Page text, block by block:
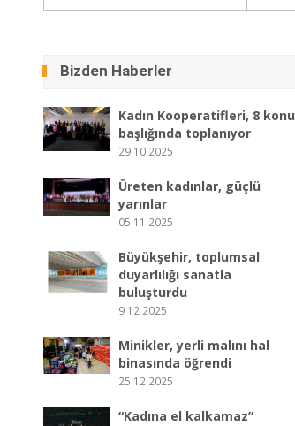
Bizden Haberler
Kadın Kooperatifleri, 8 konu
başlığında toplanıyor
29 10 2025
Üreten kadınlar, güçlü
yarınlar
05 11 2025
Büyükşehir, toplumsal
duyarlılığı sanatla
buluşturdu
9 12 2025
Minikler, yerli malını hal
binasında öğrendi
25 12 2025
“Kadına el kalkamaz”